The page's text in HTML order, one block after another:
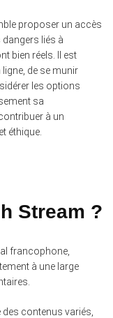
proposer un accès
dangers liés à
bien réels. Il est
de se munir
les options
sa
à un
éthique.
Stream ?
francophone,
à une large
contenus variés,